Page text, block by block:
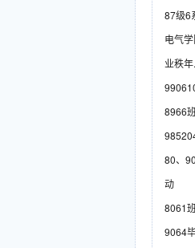
87级6
电气
业秩年
8966
80、
动
8061
9064